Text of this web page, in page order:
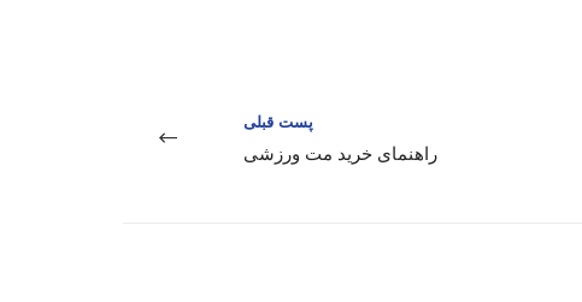
پست قبلی
راهنمای خرید مت ورزشی